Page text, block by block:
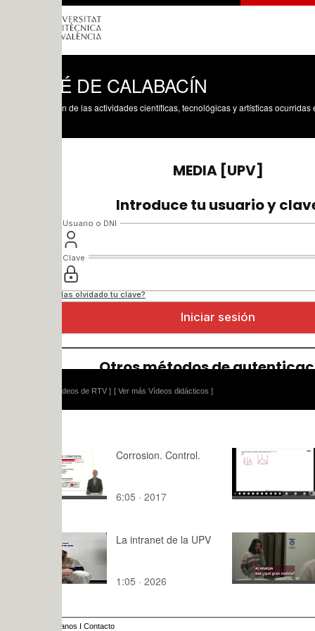
DE CALABACÍN
de las actividades científicas, tecnológicas y artísticas ocurridas en los tres
[ Ver más Vídeos didácticos ]
Corrosion. Control.
6:05 · 2017
TdC-
clase-2
134:35 ·
La intranet de la UPV
1:05 · 2026
En
Intima
2:18 · 2023